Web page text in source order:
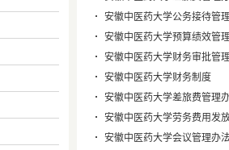
安徽中医药大学公务接待管
安徽中医药大学预算绩效管
安徽中医药大学财务审批管
安徽中医药大学财务制度
安徽中医药大学差旅费管理
安徽中医药大学劳务费用发
安徽中医药大学会议管理办